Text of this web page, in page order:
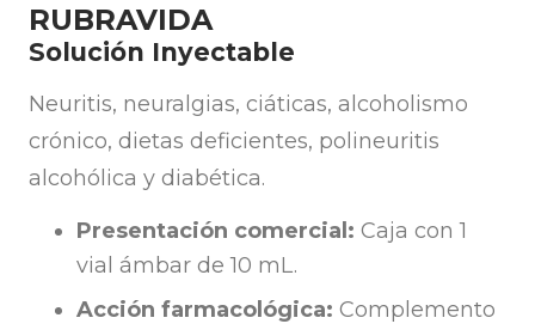
RUBRAVIDA
Solución Inyectable
Neuritis, neuralgias, ciáticas, alcoholismo
crónico, dietas deficientes, polineuritis
alcohólica y diabética.
Presentación comercial: Caja con 1
vial ámbar de 10 mL.
Acción farmacológica: Complemento